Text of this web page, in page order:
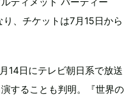
、チケットは7月15日から
14日にテレビ朝日系で放送
することも判明。『世界の